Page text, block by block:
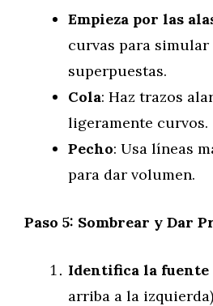
Empieza por las
curvas para simular
superpuestas.
Cola: Haz trazos
ligeramente curvos.
Pecho: Usa líneas
para dar volumen.
Paso 5: Sombrear y Dar
Identifica la fuente
arriba a la